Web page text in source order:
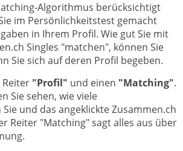
Algorithmus berücksichtigt
im Persönlichkeitstest gemacht
in Ihrem Profil. Wie gut Sie mit
Singles "matchen", können Sie
Sie sich auf deren Profil begeben.
"Profil" und einen "Matching".
Sie sehen, wie viele
und das angeklickte Zusammen.ch
Reiter "Matching" sagt alles aus über